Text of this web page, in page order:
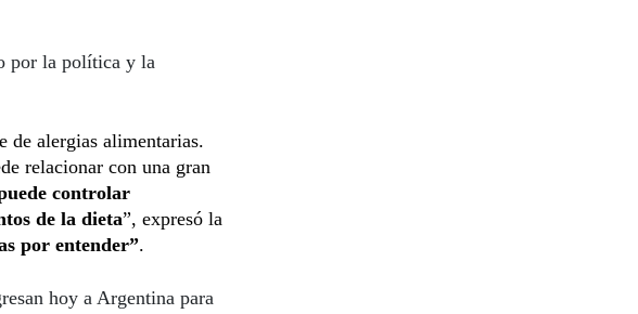
por la política y la
de alergias alimentarias.
relacionar con una gran
controlar
de la dieta”, expresó la
por entender”.
hoy a Argentina para